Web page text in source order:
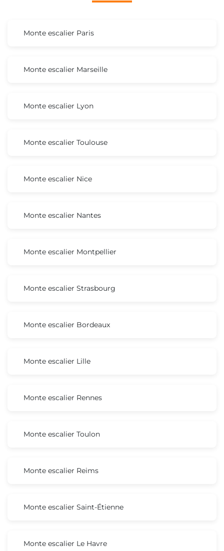
Monte escalier Paris
Monte escalier Marseille
Monte escalier Lyon
Monte escalier Toulouse
Monte escalier Nice
Monte escalier Nantes
Monte escalier Montpellier
Monte escalier Strasbourg
Monte escalier Bordeaux
Monte escalier Lille
Monte escalier Rennes
Monte escalier Toulon
Monte escalier Reims
Monte escalier Saint-Étienne
Monte escalier Le Havre